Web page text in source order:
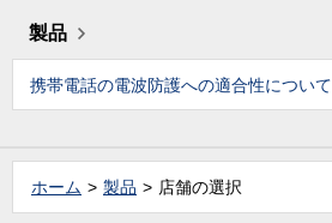
製品
携帯電話の電波防護への適合性について
ホーム 製品 店舗の選択